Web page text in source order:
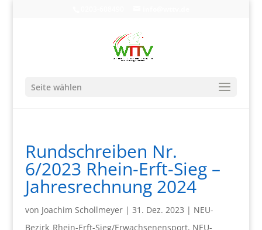
Seite wählen
Rundschreiben Nr.
6/2023 Rhein-Erft-Sieg –
Jahresrechnung 2024
von Joachim Schollmeyer| 31. Dez. 2023 | NEU-
Bezirk_Rhein-Erft-Sieg/Erwachsenensport, NEU-